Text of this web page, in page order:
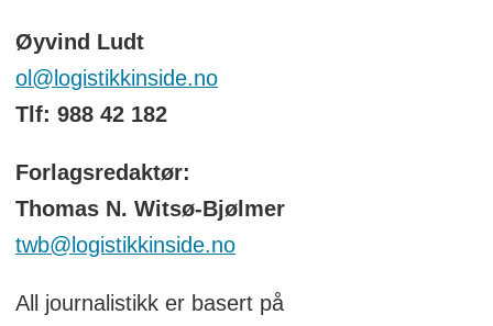
Øyvind Ludt
ol@logistikkinside.no
Tlf: 988 42 182
Forlagsredaktør:
Thomas N. Witsø-Bjølmer
twb@logistikkinside.no
All journalistikk er basert på